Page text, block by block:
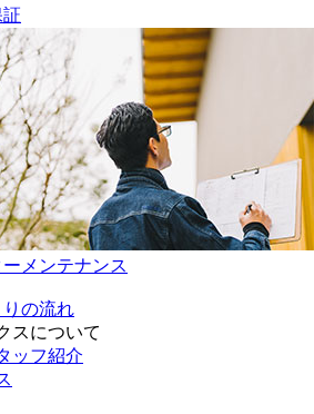
メンテナンス
の流れ
スについて
ッフ紹介